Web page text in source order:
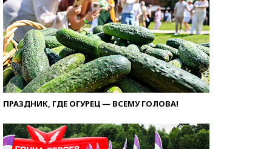
ПРАЗДНИК, ГДЕ ОГУРЕЦ — ВСЕМУ ГОЛОВА!